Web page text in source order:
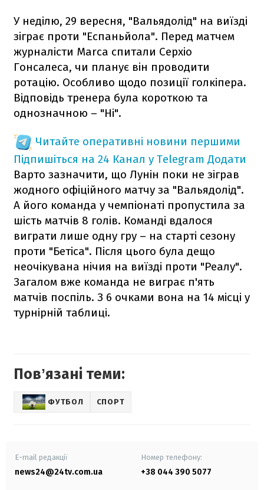
У неділю, 29 вересня, "Вальядолід" на виїзді
зіграє проти "Еспаньйола". Перед матчем
журналісти Marca спитали Серхіо
Гонсалеса, чи планує він проводити
ротацію. Особливо щодо позиції голкіпера.
Відповідь тренера була короткою та
однозначною – "Ні".
Читайте оперативні новини першими
Підпишіться на 24 Канал у Telegram Додати
Варто зазначити, що Лунін поки не зіграв
жодного офіційного матчу за "Вальядолід".
А його команда у чемпіонаті пропустила за
шість матчів 8 голів. Команді вдалося
виграти лише одну гру – на старті сезону
проти "Бетіса". Після цього була дещо
неочікувана нічия на виїзді проти "Реалу".
Загалом вже команда не виграє п'ять
матчів поспіль. З 6 очками вона на 14 місці у
турнірній таблиці.
Повʼязані теми:
ФУТБОЛ СПОРТ
E-mail редакції
news24@24tv.com.ua
Номер телефону:
+38 044 390 5077